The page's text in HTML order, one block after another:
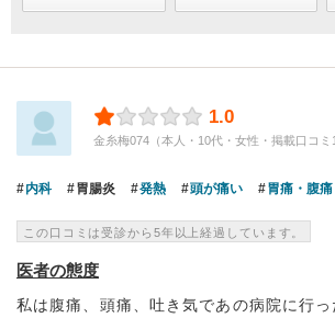
1.0
金糸梅074（本人・10代・女性・掲載口コミ1
内科 胃腸炎 発熱 頭が痛い 胃痛・腹痛
この口コミは受診から5年以上経過しています。
医者の態度
私は腹痛、頭痛、吐き気であの病院に行